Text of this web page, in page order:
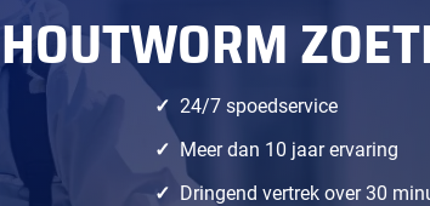
HOUTWORM
24/7 spoedservice
Meer dan 10 jaar ervaring
Dringend vertrek over 30